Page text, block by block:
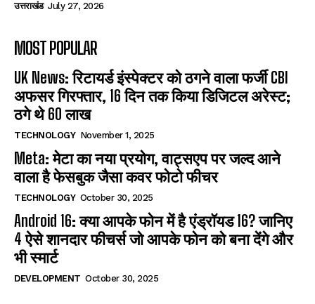
उत्तराखंड July 27, 2026
MOST POPULAR
UK News: रिटायर्ड इंस्पेक्टर को ठगने वाला फर्जी CBI
अफसर गिरफ्तार, 16 दिन तक किया डिजिटल अरेस्ट;
ठगे थे 60 लाख
TECHNOLOGY November 1, 2025
Meta: मेटा का नया प्रयोग, वाट्सएप पर जल्द आने
वाला है फेसबुक जैसा कवर फोटो फीचर
TECHNOLOGY October 30, 2025
Android 16: क्या आपके फोन में है एंड्रॉयड 16? जानिए
4 ऐसे शानदार फीचर्स जो आपके फोन को बना देंगे और
भी स्मार्ट
DEVELOPMENT October 30, 2025